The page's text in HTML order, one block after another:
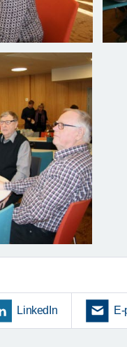
LinkedIn